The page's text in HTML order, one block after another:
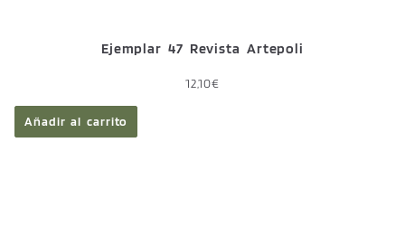
Ejemplar 47 Revista Artepoli
12,10€
Añadir al carrito